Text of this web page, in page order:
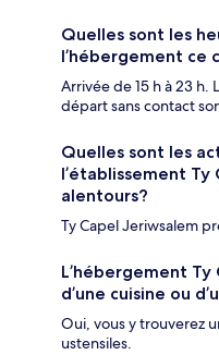
Quelles sont les
l’hébergement ce
Arrivée de 15 h à 23 h.
départ sans contact
Quelles sont les
l’établissement
alentours?
Ty Capel Jeriwsalem
L’hébergement
d’une cuisine ou
Oui, vous y trouverez
ustensiles.